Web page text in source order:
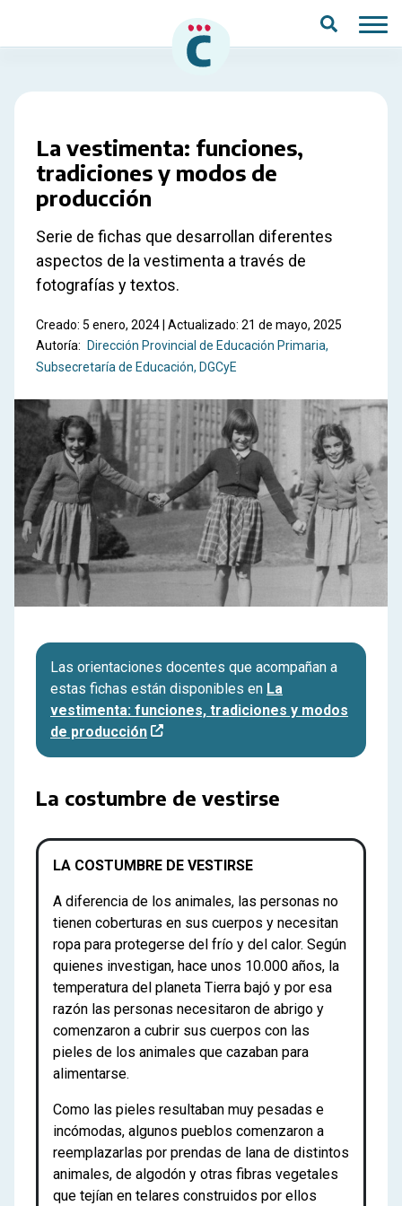
La vestimenta: funciones,
tradiciones y modos de
producción
Serie de fichas que desarrollan diferentes
aspectos de la vestimenta a través de
fotografías y textos.
Creado: 5 enero, 2024 | Actualizado: 21 de mayo, 2025
Autoría:
Dirección Provincial de Educación Primaria
Subsecretaría de Educación, DGCyE
Las orientaciones docentes que acompañan a
estas fichas están disponibles en La
vestimenta: funciones, tradiciones y modos
de producción
La costumbre de vestirse
LA COSTUMBRE DE VESTIRSE
A diferencia de los animales, las personas no
tienen coberturas en sus cuerpos y necesitan
ropa para protegerse del frío y del calor. Según
quienes investigan, hace unos 10.000 años, la
temperatura del planeta Tierra bajó y por esa
razón las personas necesitaron de abrigo y
comenzaron a cubrir sus cuerpos con las
pieles de los animales que cazaban para
alimentarse.
Como las pieles resultaban muy pesadas e
incómodas, algunos pueblos comenzaron a
reemplazarlas por prendas de lana de distintos
animales, de algodón y otras fibras vegetales
que tejían en telares construidos por ellos